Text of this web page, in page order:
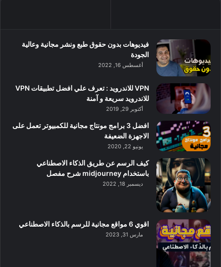
فيديوهات بدون حقوق طبع ونشر مجانية وعالية
الجودة
أغسطس 16, 2022
VPN للاندرويد : تعرف علي افضل تطبيقات VPN
للاندرويد سريعة و آمنة
أكتوبر 29, 2019
افضل 3 برامج مونتاج مجانية للكمبيوتر تعمل على
الاجهزة الضعيفة
يونيو 22, 2020
كيف الرسم عن طريق الذكاء الاصطناعي
باستخدام midjourney شرح مفصل
ديسمبر 18, 2022
اقوي 6 مواقع مجانية للرسم بالذكاء الاصطناعي
مارس 31, 2023